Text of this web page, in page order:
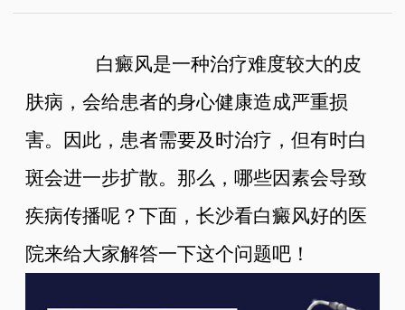
白癜风是一种治疗难度较大的皮
肤病，会给患者的身心健康造成严重损
害。因此，患者需要及时治疗，但有时白
斑会进一步扩散。那么，哪些因素会导致
疾病传播呢？下面，长沙看白癜风好的医
院来给大家解答一下这个问题吧！